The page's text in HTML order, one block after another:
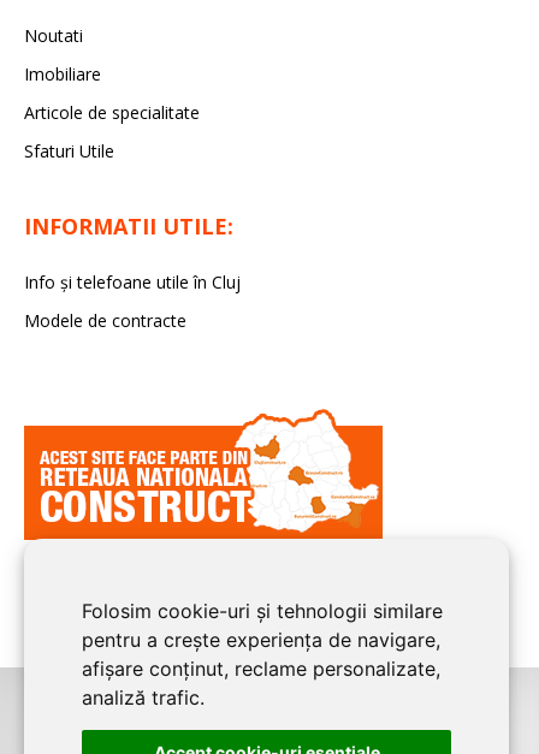
Folosim cookie-uri și tehnologii similare
pentru a crește experiența de navigare,
afișare conținut, reclame personalizate,
analiză trafic.
Noutati
Imobiliare
Articole de specialitate
Sfaturi Utile
INFORMATII UTILE:
Info și telefoane utile în Cluj
Modele de contracte
CLUJ CONSTRUCTeste un serviciu de promovare online pentru